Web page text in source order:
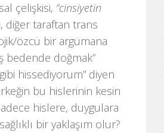
çelişkisi, “cinsiyetin
diğer taraftan trans
özcü bir argümana
bedende doğmak”
hissediyorum” diyen
bu hislerinin kesin
hislere, duygulara
bir yaklaşım olur?